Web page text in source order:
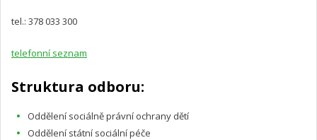
tel.: 378 033 300
telefonní seznam
Struktura odboru:
Oddělení sociálně právní ochrany dětí
Oddělení státní sociální péče